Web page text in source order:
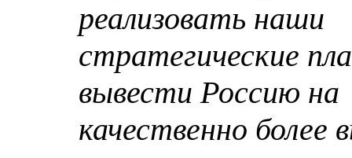
реализовать наши
стратегические
вывести Россию на
качественно более